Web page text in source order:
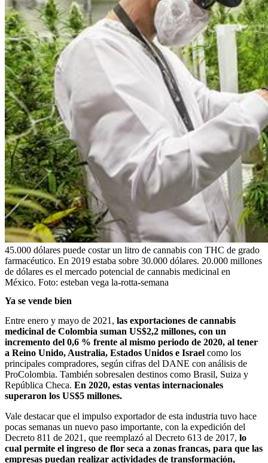
45.000 dólares puede costar un litro de cannabis con THC de grado
farmacéutico. En 2019 estaba sobre 30.000 dólares. 20.000 millones
de dólares es el mercado potencial de cannabis medicinal en
México. Foto: esteban vega la-rotta-semana
Ya se vende bien
Entre enero y mayo de 2021, las exportaciones de cannabis
medicinal de Colombia suman US$2,2 millones, con un
incremento del 0,6 % frente al mismo periodo de 2020, al tener
a Reino Unido, Australia, Estados Unidos e Israel como los
principales compradores, según cifras del DANE con análisis de
ProColombia. También sobresalen destinos como Brasil, Suiza y
República Checa. En 2020, estas ventas internacionales
superaron los US$5 millones.
Vale destacar que el impulso exportador de esta industria tuvo hace
pocas semanas un nuevo paso importante, con la expedición del
Decreto 811 de 2021, que reemplazó al Decreto 613 de 2017, lo
cual permite el ingreso de flor seca a zonas francas, para que las
empresas puedan realizar actividades de transformación,